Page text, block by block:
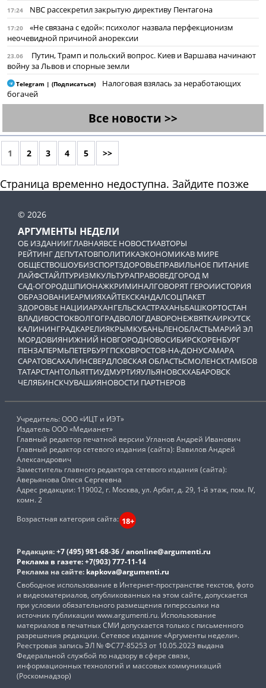
17:24 NBC рассекретил закрытую директиву Пентагона
17:20
«Не связана с едой»: психолог назвала перфекционизм
неочевидной причиной анорексии
23.06
Путин, Трамп и польский вопрос. Киев и Варшава начинают
войну за Львов и спорные земли
Telegram | (Подписаться)
Налоговая взялась за неработающих
богачей
Все новости >>
1 2 3 4 5 >>
Страница временно недоступна. Зайдите позже
© 2026
АРГУМЕНТЫ НЕДЕЛИ
ОБ ИЗДАНИИГЛАВНАЯВСЕ НОВОСТИАВТОРЫ
РЕЙТИНГ ДЕПУТАТОВПОЛИТИКАЭКОНОМИКАВ МИРЕ
ОБЩЕСТВОШОУБИЗСПОРТЗДОРОВЬЕПРАВИЛЬНОЕ ПИТАНИЕ
ЛАЙФСТАЙЛТУРИЗМКУЛЬТУРАПРАВОВЕДГОРОД М
САД-ОГОРОДШПИОНАЖКРИМИНАЛГОВОРЯТ ГЕРОИИСТОРИЯ
ОБРАЗОВАНИЕАРМИЯХАЙТЕКСКАНДАЛСОЦПАКЕТ
ЗДОРОВЬЕ НАЦИИАРХАНГЕЛЬСКАСТРАХАНЬБАШКОРТОСТАН
ВЛАДИВОСТОКВОЛГОГРАДВОЛОГДАВОРОНЕЖВЯТКАИРКУТСК
КАЛИНИНГРАДКАРЕЛИЯКРЫМКУБАНЬЛЕНОБЛАСТЬМАРИЙ ЭЛ
МОРДОВИЯНИЖНИЙ НОВГОРОДНОВОСИБИРСКОРЕНБУРГ
ПЕНЗАПЕРМЬПЕТЕРБУРГПСКОВРОСТОВ-НА-ДОНУСАМАРА
САРАТОВСАХАЛИНСВЕРДЛОВСКАЯ ОБЛАСТЬСМОЛЕНСКТАМБОВ
ТАТАРСТАНТОЛЬЯТТИУДМУРТИЯУЛЬЯНОВСКХАБАРОВСК
ЧЕЛЯБИНСКЧУВАШИЯНОВОСТИ ПАРТНЕРОВ
Учредитель: ООО «ИЦТ и ИЭТ»
Издатель ООО «Медианет»
Главный редактор печатной версии Угланов Андрей Иванович
Главный редактор сетевого издания (сайта): Вавилов Андрей
Александрович
Заместитель главного редактора сетевого издания (сайта):
Аверьянова Олеся Сергеевна
Адрес редакции: 119002, г. Москва, ул. Арбат, д. 29, 1-й этаж, пом. IV,
комн. 2
Возрастная категория сайта: 18+
Редакция:+7 (495) 981-68-36/anonline@argumenti.ru
Реклама в газете:+7(903) 777-11-14
Реклама на сайте: kapkova@argumenti.ru
Свободное использование в Интернет-пространстве текстов, фото
и видеоматериалов, опубликованных на этом сайте, допускается
при условии обязательного размещения гиперссылки на
источник публикации www.argumenti.ru. Использование
материалов в печатных СМИ допускается только с письменного
разрешения редакции. Сетевое издание «Аргументы недели».
Реестровая запись ЭЛ № ФС77-85253 от 10.05.2023 выдана
Федеральной службой по надзору в сфере связи,
информационных технологий и массовых коммуникаций
(Роскомнадзор)